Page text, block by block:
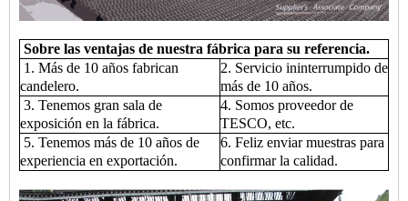
Sobre las ventajas de nuestra fábrica para su referencia.
1. Más de 10 años fabrican
candelero.
2. Servicio ininterrumpido de
más de 10 años.
3. Tenemos gran sala de
exposición en la fábrica.
4. Somos proveedor de
TESCO, etc.
5. Tenemos más de 10 años de
experiencia en exportación.
6. Feliz enviar muestras para
confirmar la calidad.